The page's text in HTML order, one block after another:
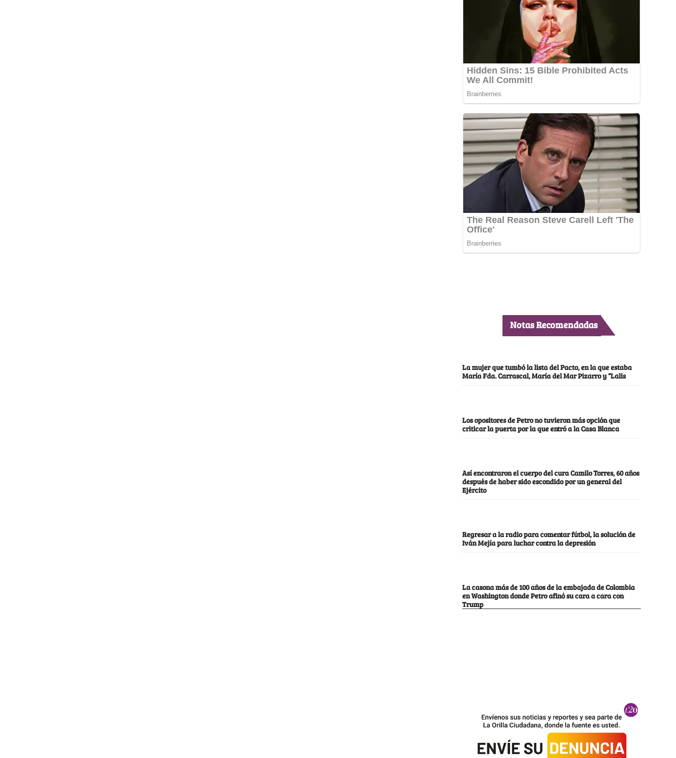
Notas Recomendadas
La mujer que tumbó la lista del Pacto, en la que estaba
María Fda. Carrascal, María del Mar Pizarro y “Lalis
Los opositores de Petro no tuvieron más opción que
criticar la puerta por la que entró a la Casa Blanca
Así encontraron el cuerpo del cura Camilo Torres, 60 años
después de haber sido escondido por un general del
Ejército
Regresar a la radio para comentar fútbol, la solución de
Iván Mejía para luchar contra la depresión
La casona más de 100 años de la embajada de Colombia
en Washington donde Petro afinó su cara a cara con
Trump